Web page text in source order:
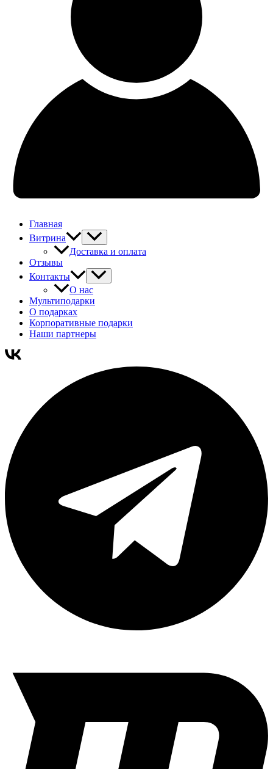
Главная
Витрина
Доставка и оплата
Отзывы
Контакты
О нас
Мультиподарки
О подарках
Корпоративные подарки
Наши партнеры